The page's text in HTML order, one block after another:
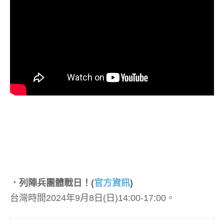
．列陣兵團體戰日！ (官方資訊)
台灣時間2024年9月8日(日)14:00-17:00。